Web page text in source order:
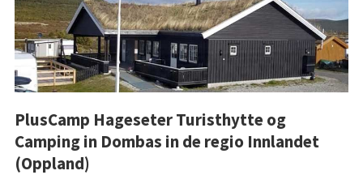
PlusCamp Hageseter Turisthytte og
Camping in Dombas in de regio Innlandet
(Oppland)